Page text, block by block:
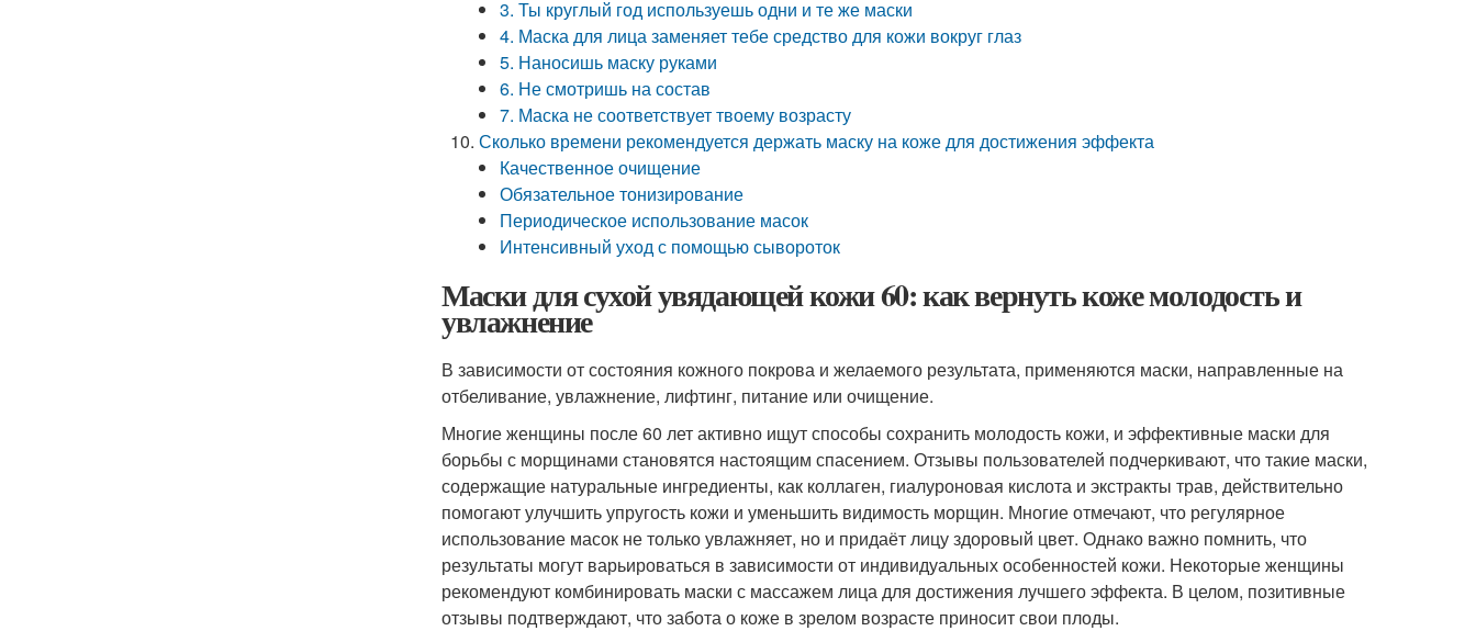
3. Ты круглый год используешь одни и те же маски
4. Маска для лица заменяет тебе средство для кожи вокруг глаз
5. Наносишь маску руками
6. Не смотришь на состав
7. Маска не соответствует твоему возрасту
Сколько времени рекомендуется держать маску на коже для достижения эффекта
Качественное очищение
Обязательное тонизирование
Периодическое использование масок
Интенсивный уход с помощью сывороток
Маски для сухой увядающей кожи 60: как вернуть коже молодость и
увлажнение
В зависимости от состояния кожного покрова и желаемого результата, применяются маски, направленные на
отбеливание, увлажнение, лифтинг, питание или очищение.
Многие женщины после 60 лет активно ищут способы сохранить молодость кожи, и эффективные маски для
борьбы с морщинами становятся настоящим спасением. Отзывы пользователей подчеркивают, что такие маски,
содержащие натуральные ингредиенты, как коллаген, гиалуроновая кислота и экстракты трав, действительно
помогают улучшить упругость кожи и уменьшить видимость морщин. Многие отмечают, что регулярное
использование масок не только увлажняет, но и придаёт лицу здоровый цвет. Однако важно помнить, что
результаты могут варьироваться в зависимости от индивидуальных особенностей кожи. Некоторые женщины
рекомендуют комбинировать маски с массажем лица для достижения лучшего эффекта. В целом, позитивные
отзывы подтверждают, что забота о коже в зрелом возрасте приносит свои плоды.